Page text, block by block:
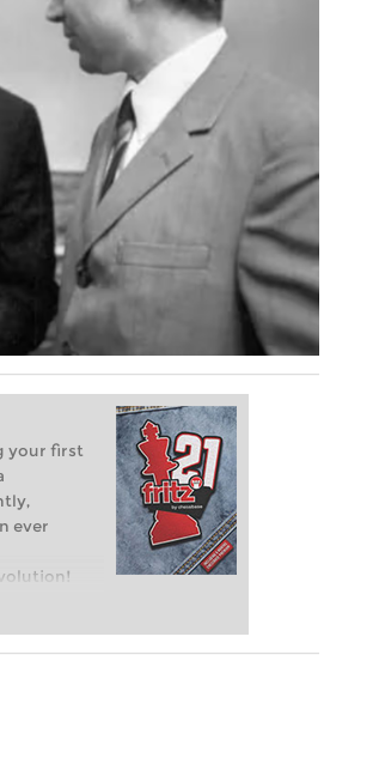
your first
ever
chess,